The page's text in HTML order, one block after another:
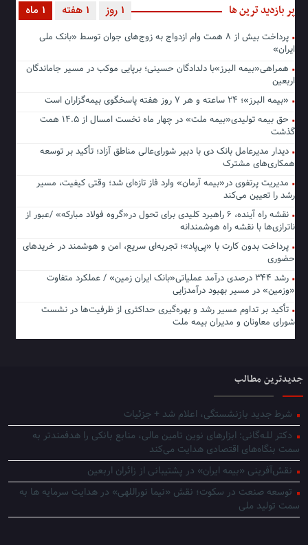
پر بازدید ترین ها 1 ماه 1 هفته 1 روز
پرداخت بیش از ۸ همت وام ازدواج به زوج‌های جوان توسط «بانک ملی
ایران»
همراهی«بیمه البرز»با دلدادگان حسینی؛ برپایی موکب در مسیر جاماندگان
اربعین
«بیمه البرز»؛ ۲۴ ساعته و هر ۷ روز هفته پاسخگوی بیمه‌گزاران است
حق بیمه تولیدی«بیمه ملت» در چهار ماه نخست امسال از ۱۴.۵ همت
گذشت
دیدار مدیرعامل بانک دی با دبیر شورای‌عالی مناطق آزاد؛ تأکید بر توسعه
همکاری‌های مشترک
مدیریت پرتفوی در«بیمه آرمان» وارد فاز تازه‌ای شد؛ وقتی کیفیت، مسیر
رشد را تعیین می‌کند
نقشه راه آینده، ۶ راهبرد کلیدی برای تحول در«گروه فولاد مبارکه» /عبور از
ناترازی‌ها با نقشه راه هوشمندانه
پرداخت بدون کارت با «پی‌پاد»؛ تجربه‌ای سریع، امن و هوشمند در خریدهای
حضوری
رشد ۳۴۴ درصدی درآمد عملیاتی«بانک ایران زمین» / عملکرد متفاوت
«وزمین» در مسیر بهبود درآمدزایی
تأکید بر تداوم مسیر رشد و بهره‌گیری حداکثری از ظرفیت‌ها در نشست
شورای معاونان و مدیران بیمه ملت
جدیدترین مطالب
شرط جدید بازنشستگی، اعلام شد + جزئیات
دکتر للـه‌گانی: ابزارهای نوین تامین مالی، منابع بانکی را هدفمندتر به
سمت بنگاه‌های اقتصادی هدایت می‌کند
نقش‌آفرینی «بیمه ایران» در پشتیبانی از زائران اربعین
توسعه صنعت در سکوت؛ نقش «نیما نوراللهی» در هدایت سرمایه ها به
سمت تولید ملی